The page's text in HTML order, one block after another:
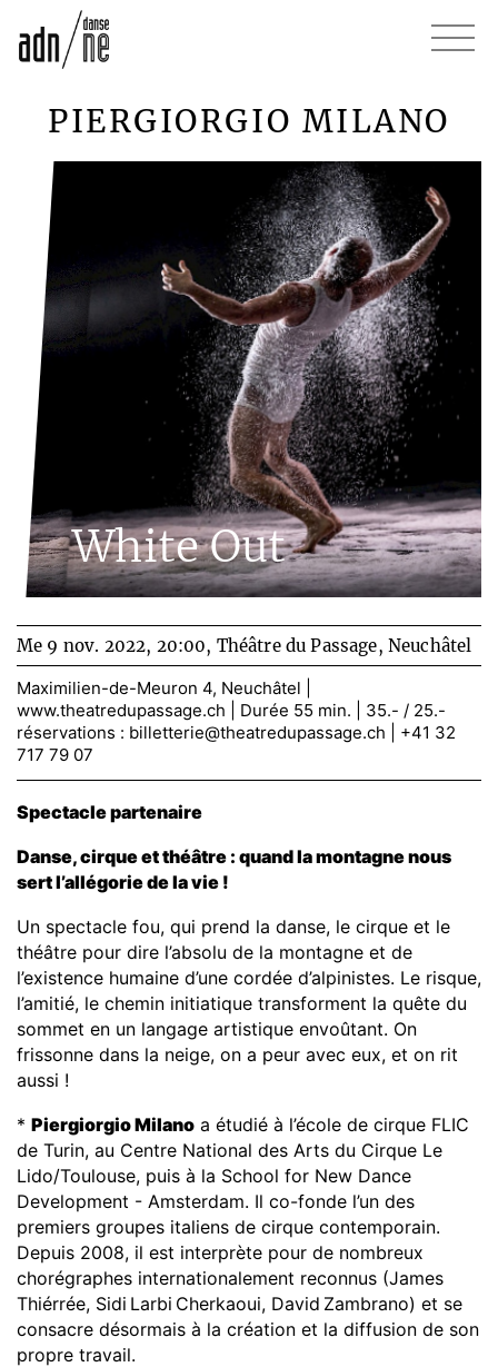
PIERGIORGIO MILANO
White Out
Me 9 nov. 2022, 20:00, Théâtre du Passage, Neuchâtel
Maximilien-de-Meuron 4, Neuchâtel |
www.theatredupassage.ch | Durée 55 min. | 35.- / 25.-
réservations : billetterie@theatredupassage.ch | +41 32
717 79 07
Spectacle partenaire
Danse, cirque et théâtre : quand la montagne nous
sert l’allégorie de la vie !
Un spectacle fou, qui prend la danse, le cirque et le
théâtre pour dire l’absolu de la montagne et de
l’existence humaine d’une cordée d’alpinistes. Le risque,
l’amitié, le chemin initiatique transforment la quête du
sommet en un langage artistique envoûtant. On
frissonne dans la neige, on a peur avec eux, et on rit
aussi !
* Piergiorgio Milano a étudié à l’école de cirque FLIC
de Turin, au Centre National des Arts du Cirque Le
Lido/Toulouse, puis à la School for New Dance
Development - Amsterdam. Il co-fonde l’un des
premiers groupes italiens de cirque contemporain.
Depuis 2008, il est interprète pour de nombreux
chorégraphes internationalement reconnus (James
Thiérrée, Sidi Larbi Cherkaoui, David Zambrano) et se
consacre désormais à la création et la diffusion de son
propre travail.